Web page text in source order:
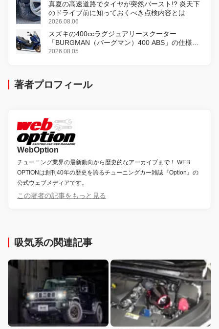
真夏の高速道路でタイヤが突然バースト!? 炎天下
のドライブ前に知っておくべき点検内容とは
2026.08.06
スズキの400ccラグジュアリースクーター
「BURGMAN（バーグマン）400 ABS」の仕様を
変更し、8月18日に発売
2026.08.05
著者プロフィール
WebOption
チューニング業界の最新動向から歴史的なアーカイブまで！ WEB
OPTIONは創刊40年の歴史を誇るチューニングカー雑誌『Option』の
公式ウェブメディアです。
この著者の記事をもっと見る
吸気系の関連記事